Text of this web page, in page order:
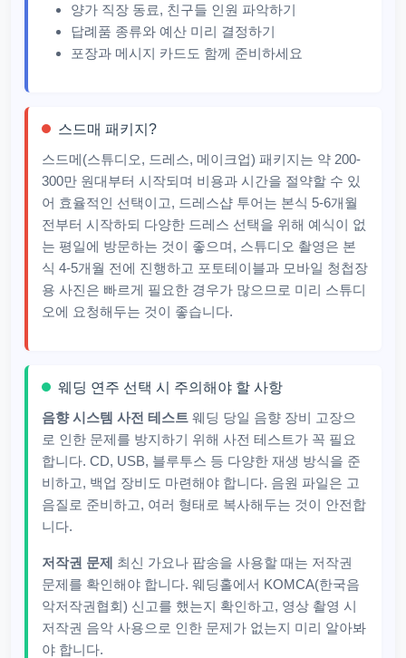
양가 직장 동료, 친구들 인원 파악하기
답례품 종류와 예산 미리 결정하기
포장과 메시지 카드도 함께 준비하세요
스드매 패키지?
스드메(스튜디오, 드레스, 메이크업) 패키지는 약 200-
300만 원대부터 시작되며 비용과 시간을 절약할 수 있
어 효율적인 선택이고, 드레스샵 투어는 본식 5-6개월
전부터 시작하되 다양한 드레스 선택을 위해 예식이 없
는 평일에 방문하는 것이 좋으며, 스튜디오 촬영은 본
식 4-5개월 전에 진행하고 포토테이블과 모바일 청첩장
용 사진은 빠르게 필요한 경우가 많으므로 미리 스튜디
오에 요청해두는 것이 좋습니다.
웨딩 연주 선택 시 주의해야 할 사항
음향 시스템 사전 테스트 웨딩 당일 음향 장비 고장으
로 인한 문제를 방지하기 위해 사전 테스트가 꼭 필요
합니다. CD, USB, 블루투스 등 다양한 재생 방식을 준
비하고, 백업 장비도 마련해야 합니다. 음원 파일은 고
음질로 준비하고, 여러 형태로 복사해두는 것이 안전합
니다.
저작권 문제 최신 가요나 팝송을 사용할 때는 저작권
문제를 확인해야 합니다. 웨딩홀에서 KOMCA(한국음
악저작권협회) 신고를 했는지 확인하고, 영상 촬영 시
저작권 음악 사용으로 인한 문제가 없는지 미리 알아봐
야 합니다.